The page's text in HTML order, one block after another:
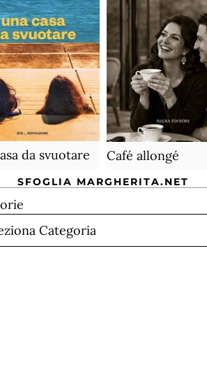
da svuotare Café allongé
SFOGLIA MARGHERITA.NET